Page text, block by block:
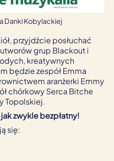
Danki Kobylackiej
przyjdźcie posłuchać
grup Blackout i
kreatywnych
będzie zespół Emma
aranżerki Emmy
chórkowy Serca Bitche
Topolskiej.
zwykle bezpłatny!
się: